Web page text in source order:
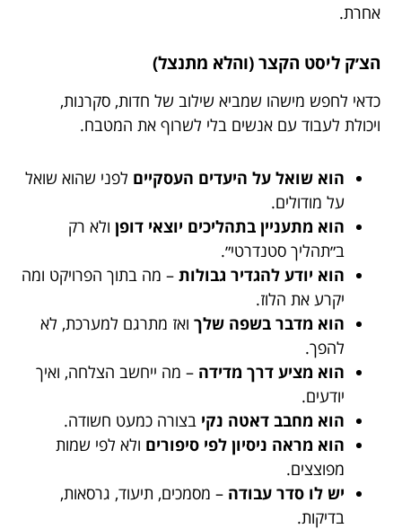
אחרת.
הצ׳ק ליסט הקצר (והלא מתנצל)
כדאי לחפש מישהו שמביא שילוב של חדות, סקרנות,
ויכולת לעבוד עם אנשים בלי לשרוף את המטבח.
הוא שואל על היעדים העסקיים לפני שהוא שואל
על מודולים.
הוא מתעניין בתהליכים יוצאי דופן ולא רק
ב״תהליך סטנדרטי״.
הוא יודע להגדיר גבולות – מה בתוך הפרויקט ומה
יקרע את הלוז.
הוא מדבר בשפה שלך ואז מתרגם למערכת, לא
להפך.
הוא מציע דרך מדידה – מה ייחשב הצלחה, ואיך
יודעים.
הוא מחבב דאטה נקי בצורה כמעט חשודה.
הוא מראה ניסיון לפי סיפורים ולא לפי שמות
מפוצצים.
יש לו סדר עבודה – מסמכים, תיעוד, גרסאות,
בדיקות.